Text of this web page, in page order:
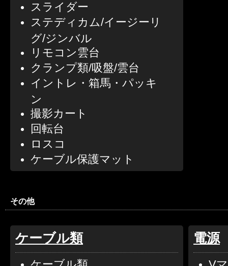
スライダー
ステディカム/イージーリ
グ/ジンバル
リモコン雲台
クランプ類/吸盤/雲台
イントレ・箱馬・パッキ
ン
撮影カート
回転台
ロスコ
ケーブル保護マット
その他
ケーブル類 電源